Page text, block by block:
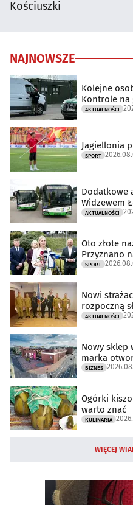
Kościuszki
NAJNOWSZE
Kolejne
Kontrole na
AKTUALNOŚCI
Jagiellonia
SPORT
Dodatkowe
Widzewem
AKTUALNOŚCI
Oto złote
Przyznano
SPORT
Nowi
rozpoczną
AKTUALNOŚCI
Nowy sklep
marka
BIZNES
Ogórki
warto znać
KULINARIA
WIĘCEJ